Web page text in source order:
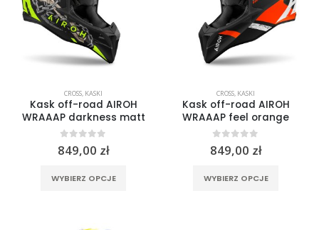
na
stronie
CROSS, KASKI
Kask off-road AIROH
WRAAAP darkness matt
0 out of 5
849,00 zł
WYBIERZ OPCJE
CROSS, KASKI
Kask off-road AIROH
WRAAAP feel orange
0 out of 5
849,00 zł
WYBIERZ OPCJE